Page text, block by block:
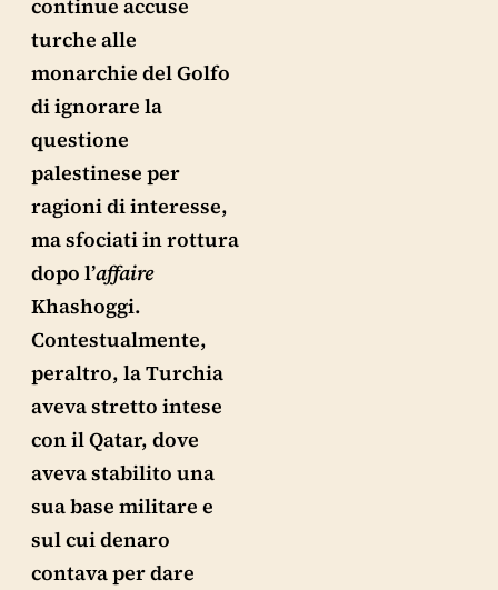
continue accuse
turche alle
monarchie del Golfo
di ignorare la
questione
palestinese per
ragioni di interesse,
ma sfociati in rottura
dopo l’affaire
Khashoggi.
Contestualmente,
peraltro, la Turchia
aveva stretto intese
con il Qatar, dove
aveva stabilito una
sua base militare e
sul cui denaro
contava per dare